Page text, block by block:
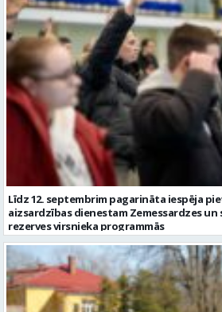
Līdz 12. septembrim pagarināta iespēja
aizsardzības dienestam Zemessardzes
rezerves virsnieka programmās